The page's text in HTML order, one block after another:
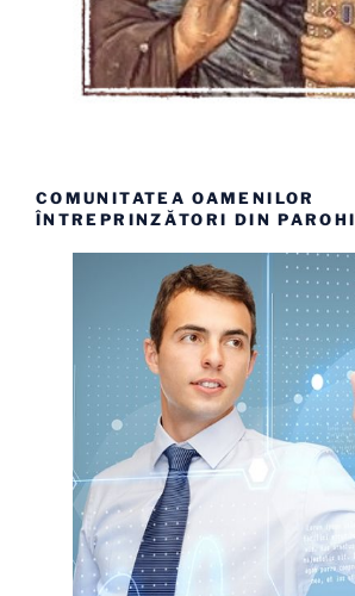
COMUNITATEA OAMENILOR
ÎNTREPRINZĂTORI DIN